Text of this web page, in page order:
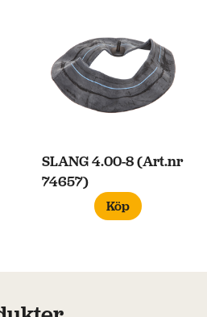
SLANG 4.00-8 (Art.nr
74657)
Köp